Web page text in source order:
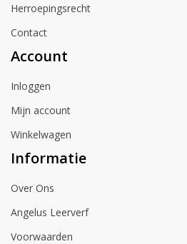
Herroepingsrecht
Contact
Account
Inloggen
Mijn account
Winkelwagen
Informatie
Over Ons
Angelus Leerverf
Voorwaarden